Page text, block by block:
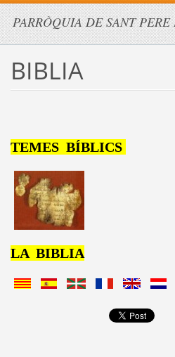
PARRÒQUIA DE SANT PERE
BIBLIA
TEMES BÍBLICS
LA BIBLIA